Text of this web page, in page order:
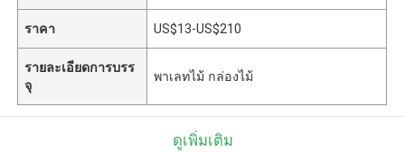
ราคา US$13-US$210
รายละเอียดการบรร
จุ
พาเลทไม้ กล่องไม้
ดูเพิ่มเติม